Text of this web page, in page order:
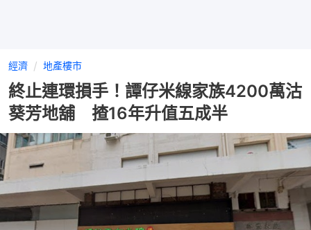
經濟 地產樓市
終止連環損手！譚仔米線家族4200萬沽
葵芳地舖 揸16年升值五成半